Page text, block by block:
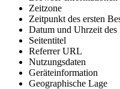
Zeitzone
Zeitpunkt des ersten
Datum und Uhrzeit des
Seitentitel
Referrer URL
Nutzungsdaten
Geräteinformation
Geographische Lage